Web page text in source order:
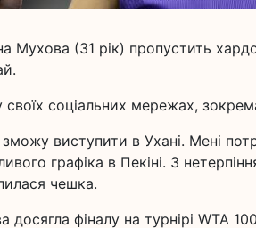
Мухова (31 рік) пропустить
соціальних мережах,
виступити в Ухані. Мені
графіка в Пекіні. З
чешка.
фіналу на турнірі WTA